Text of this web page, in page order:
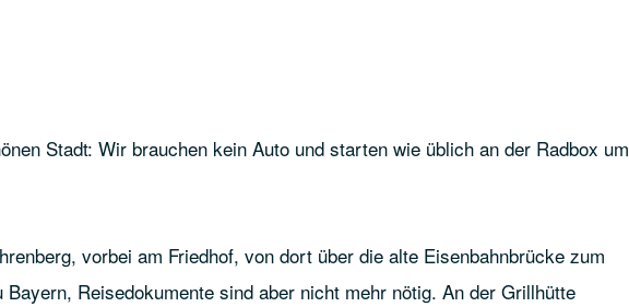
Stadt: Wir brauchen kein Auto und starten wie üblich an der Radbox um
vorbei am Friedhof, von dort über die alte Eisenbahnbrücke zum
Reisedokumente sind aber nicht mehr nötig. An der Grillhütte